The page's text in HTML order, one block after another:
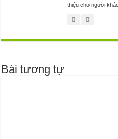
thiệu cho người
Bài tương tự